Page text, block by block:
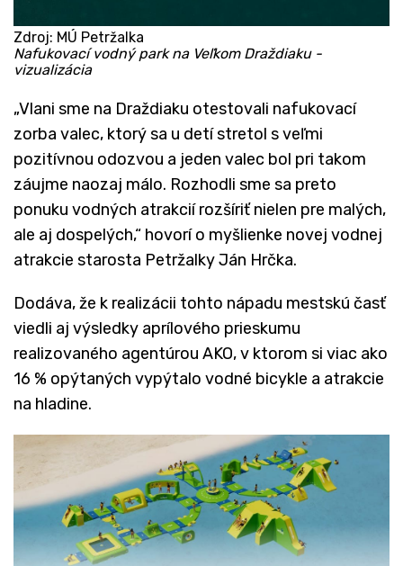
Zdroj: MÚ Petržalka
Nafukovací vodný park na Veľkom Draždiaku -
vizualizácia
„Vlani sme na Draždiaku otestovali nafukovací
zorba valec, ktorý sa u detí stretol s veľmi
pozitívnou odozvou a jeden valec bol pri takom
záujme naozaj málo. Rozhodli sme sa preto
ponuku vodných atrakcií rozšíriť nielen pre malých,
ale aj dospelých,“ hovorí o myšlienke novej vodnej
atrakcie starosta Petržalky Ján Hrčka.
Dodáva, že k realizácii tohto nápadu mestskú časť
viedli aj výsledky aprílového prieskumu
realizovaného agentúrou AKO, v ktorom si viac ako
16 % opýtaných vypýtalo vodné bicykle a atrakcie
na hladine.